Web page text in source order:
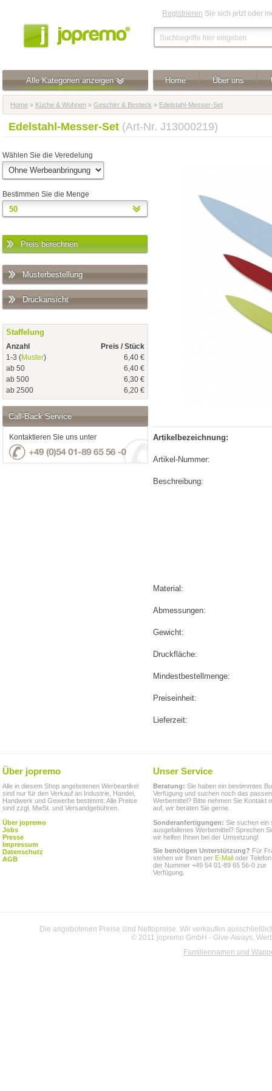
Registrieren Sie sich jetzt oder
Alle Kategorien anzeigen Home Über uns
Home » Küche & Wohnen » Geschirr & Besteck » Edelstahl-Messer-Set
Edelstahl-Messer-Set (Art-Nr. J13000219)
Wählen Sie die Veredelung
Bestimmen Sie die Menge
Preis berechnen
Musterbestellung
Druckansicht
Staffelung
Anzahl
Preis / Stück
1-3 (Muster)
6,40 €
ab 50
6,40 €
ab 500
6,30 €
ab 2500
6,20 €
Call-Back Service
Kontaktieren Sie uns unter Artikelbezeichnung:
Artikel-Nummer:
Beschreibung:
Material:
Abmessungen:
Gewicht:
Druckfläche:
Mindestbestellmenge:
Preiseinheit:
Lieferzeit:
Über jopremo
Alle in diesem Shop angebotenen Werbeartikel
sind nur für den Verkauf an Industrie, Handel,
Handwerk und Gewerbe bestimmt. Alle Preise
sind zzgl. MwSt. und Versandgebühren.
Über jopremo
Jobs
Presse
Impressum
Datenschutz
AGB
Unser Service
Beratung: Sie haben ein bestimmtes
Verfügung und suchen noch das
Werbemittel? Bitte nehmen Sie Kontakt
auf, wir beraten Sie gerne.
Sonderanfertigungen: Sie suchen ein
ausgefallenes Werbemittel? Sprechen
wir helfen Ihnen bei der Umsetzung!
Sie benötigen Unterstützung? Für
stehen wir Ihnen per E-Mail oder
der Nummer +49 54 01-89 65 56-0 zur
Verfügung.
Die angebotenen Preise sind Nettopreise. Wir verkaufen
© 2011 jopremo GmbH - Give-Aways,
Familiennamen und